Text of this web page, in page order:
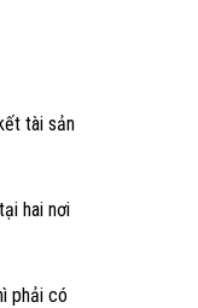
tài sản
hai nơi
phải có